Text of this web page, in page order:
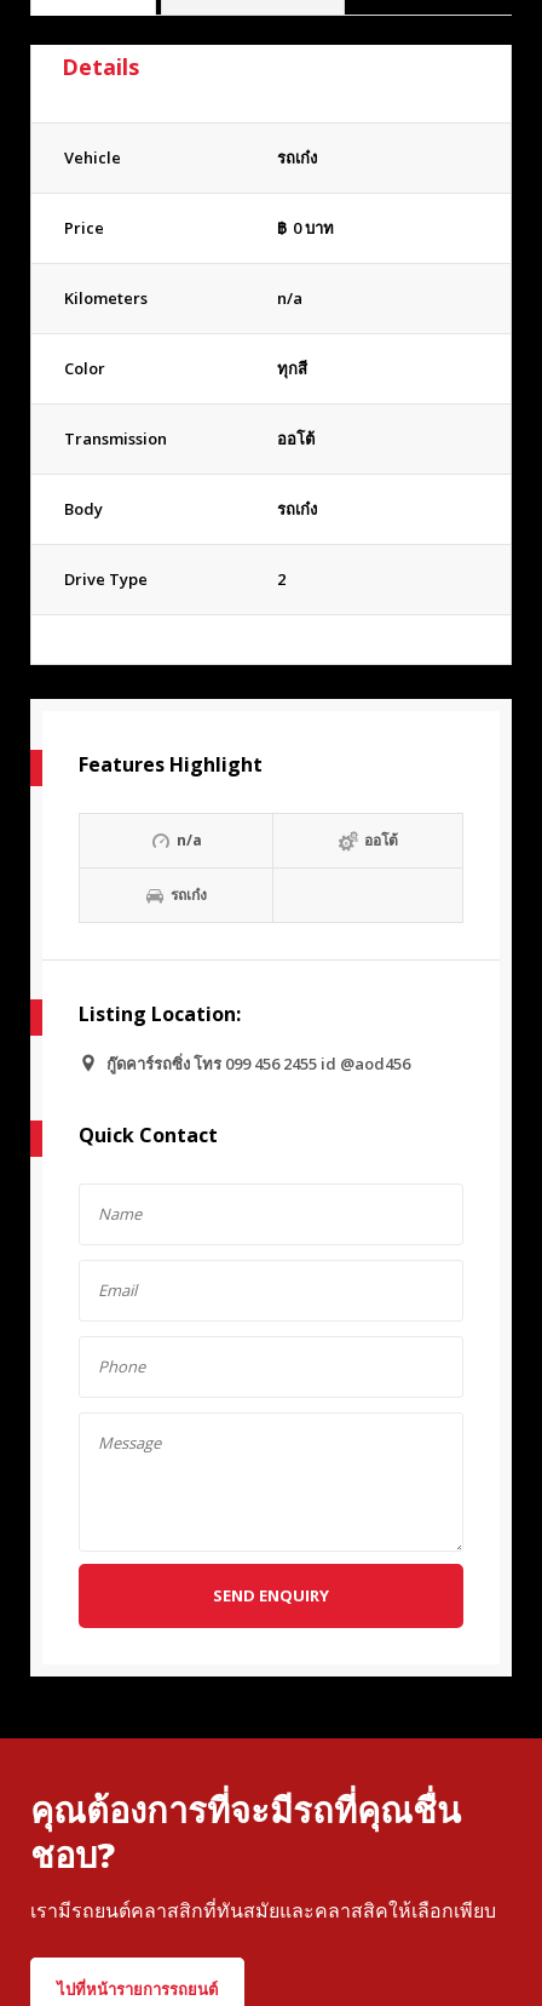
Details
Vehicle รถเก๋ง
Price ฿ 0บาท
Kilometers n/a
Color ทุกสี
Transmission ออโต้
Body รถเก๋ง
Drive Type 2
Features Highlight
n/a ออโต้
รถเก๋ง
Listing Location:
กู๊ดคาร์รถซิ่ง โทร 099 456 2455 id @aod456
Quick Contact
SEND ENQUIRY
คุณต้องการที่จะมีรถที่คุณชื่น
ชอบ?
เรามีรถยนต์คลาสสิกที่ทันสมัยและคลาสสิคให้เลือกเพียบ
ไปที่หน้ารายการรถยนต์